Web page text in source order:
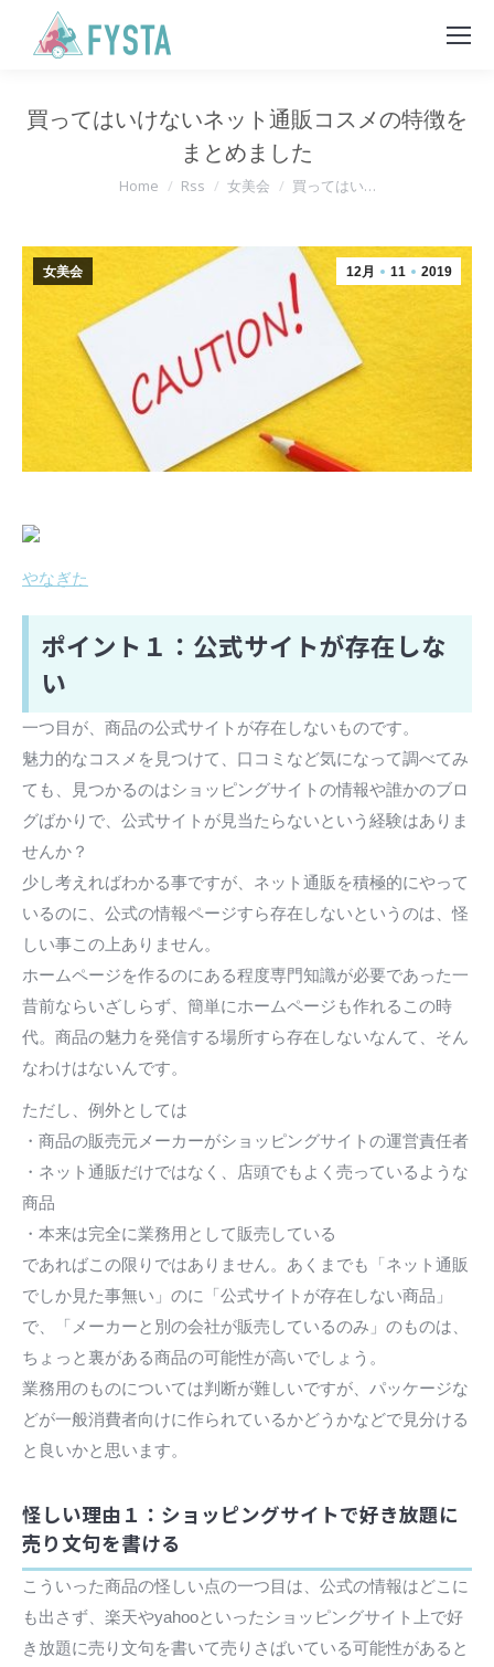
買ってはいけないネット通販コスメの特徴を
まとめました
You are here:
Home Rss 女美会 買ってはい…
12月 11 2019
女美会
やなぎた
ポイント１：公式サイトが存在しな
い
一つ目が、商品の公式サイトが存在しないものです。
魅力的なコスメを見つけて、口コミなど気になって調べてみ
ても、見つかるのはショッピングサイトの情報や誰かのブロ
グばかりで、公式サイトが見当たらないという経験はありま
せんか？
少し考えればわかる事ですが、ネット通販を積極的にやって
いるのに、公式の情報ページすら存在しないというのは、怪
しい事この上ありません。
ホームページを作るのにある程度専門知識が必要であった一
昔前ならいざしらず、簡単にホームページも作れるこの時
代。商品の魅力を発信する場所すら存在しないなんて、そん
なわけはないんです。
ただし、例外としては
・商品の販売元メーカーがショッピングサイトの運営責任者
・ネット通販だけではなく、店頭でもよく売っているような
商品
・本来は完全に業務用として販売している
であればこの限りではありません。あくまでも「ネット通販
でしか見た事無い」のに「公式サイトが存在しない商品」
で、「メーカーと別の会社が販売しているのみ」のものは、
ちょっと裏がある商品の可能性が高いでしょう。
業務用のものについては判断が難しいですが、パッケージな
どが一般消費者向けに作られているかどうかなどで見分ける
と良いかと思います。
怪しい理由１：ショッピングサイトで好き放題に
売り文句を書ける
こういった商品の怪しい点の一つ目は、公式の情報はどこに
も出さず、楽天やyahooといったショッピングサイト上で好
き放題に売り文句を書いて売りさばいている可能性があると